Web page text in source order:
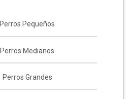
Perros Pequeños
Perros Medianos
Perros Grandes